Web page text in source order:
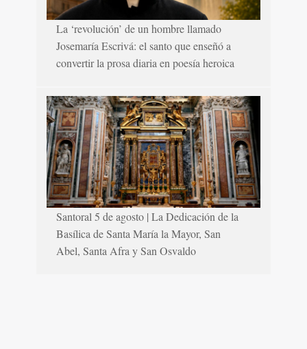
La ‘revolución’ de un hombre llamado
Josemaría Escrivá: el santo que enseñó a
convertir la prosa diaria en poesía heroica
Santoral 5 de agosto | La Dedicación de la
Basílica de Santa María la Mayor, San
Abel, Santa Afra y San Osvaldo